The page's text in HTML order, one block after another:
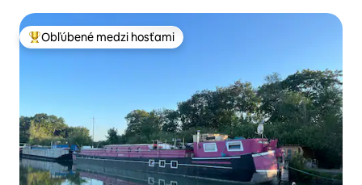
Najobľúbenejšie medzi hosťami
Obľúbené medzi hosťami